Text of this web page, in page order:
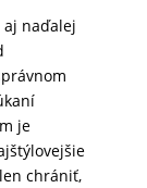
naďalej
je
chrániť,